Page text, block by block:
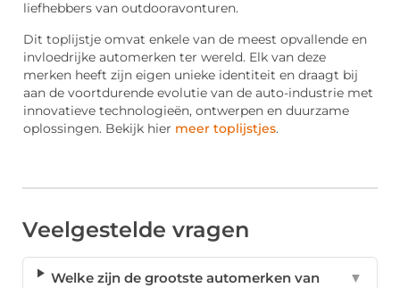
liefhebbers van outdooravonturen.
Dit toplijstje omvat enkele van de meest opvallende en
invloedrijke automerken ter wereld. Elk van deze
merken heeft zijn eigen unieke identiteit en draagt bij
aan de voortdurende evolutie van de auto-industrie met
innovatieve technologieën, ontwerpen en duurzame
oplossingen. Bekijk hier meer toplijstjes.
Veelgestelde vragen
Welke zijn de grootste automerken van
▼